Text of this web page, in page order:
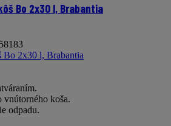
Bo 2x30 l, Brabantia
Bo 2x30 l, Brabantia
vnútorného koša.
odpadu.